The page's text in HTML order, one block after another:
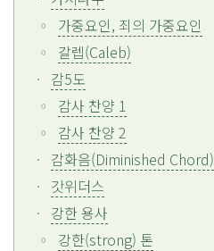
가중요인, 죄의 가중요인
갈렙(Caleb)
감5도
감사 찬양 1
감사 찬양 2
감화음(Diminished Chord)
갓위더스
강한 용사
강한(strong) 톤